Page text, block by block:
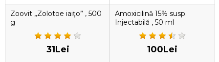
Zoovit „Zolotoe iaiţo” , 500
g
31Lei
Amoxicilină 15% susp.
Injectabilă , 50 ml
100Lei